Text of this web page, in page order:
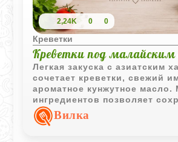
2,24K 0 0
Креветки
Креветки под малайским
Легкая закуска с азиатским
сочетает креветки, свежий
ароматное кунжутное масло.
ингредиентов позволяет
выразительный вкус
Вилка